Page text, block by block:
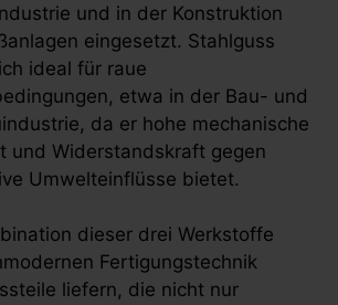
und in der Konstruktion
eingesetzt. Stahlguss
ideal für raue
etwa in der Bau- und
da er hohe mechanische
und Widerstandskraft gegen
Umwelteinflüsse bietet.
dieser drei Werkstoffe
Fertigungstechnik
liefern, die nicht nur